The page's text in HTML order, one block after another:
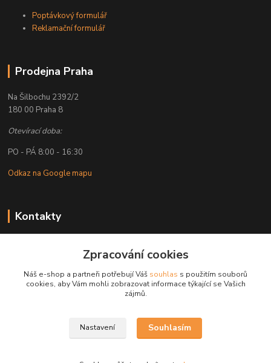
Poptávkový formulář
Reklamační formulář
Prodejna Praha
Na Šilbochu 2392/2
180 00 Praha 8
Otevírací doba:
PO - PÁ 8:00 - 16:30
Odkaz na Google mapu
Kontakty
+ 420 608 777 028
obchod@golemreklama.cz
Zpracování cookies
Náš e-shop a partneři potřebují Váš souhlas s použitím souborů
cookies, aby Vám mohli zobrazovat informace týkající se Vašich
zájmů.
Nastavení Souhlasím